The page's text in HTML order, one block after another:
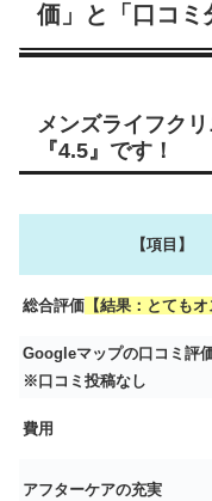
価」と「口コミ
メンズライフク
『4.5』です！
【項目】
総合評価 【結果：とてもオ
Googleマップの口コミ評
※口コミ投稿なし
費用
アフターケアの充実